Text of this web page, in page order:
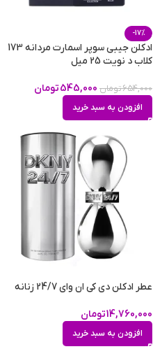
-17%
ادکلن جیبی سوپر اسمارت مردانه 173
کلاب د نویت 25 میل
654,000تومان 545,000تومان
افزودن به سبد خرید
عطر ادکلن دی کی ان وای 24/7 زنانه
14,760,000تومان
افزودن به سبد خرید